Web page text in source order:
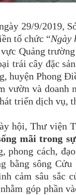
29/9/2019,
tổ chức “Ngày
Quảng
trái cây đặc
huyện Phong
vườn và doanh
triển dịch vụ,
hội, Thư viện
mãi trong
phong cách,
bằng sông
cảm sâu sắc
góp phần